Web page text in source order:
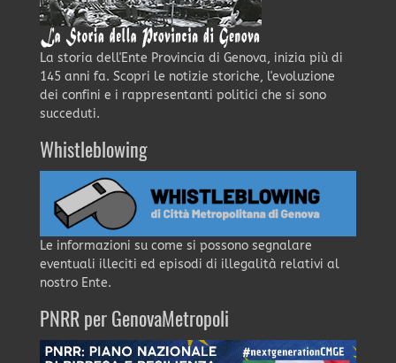
La storia dell'Ente Provincia di Genova, inizia più di
145 anni fa. Scopri le notizie storiche, l'evoluzione
dei confini e i rappresentanti politici che si sono
succeduti.
Whistleblowing
Le informazioni su come si possono segnalare
eventuali illeciti ed episodi di illegalità relativi al
nostro Ente.
PNRR per GenovaMetropoli